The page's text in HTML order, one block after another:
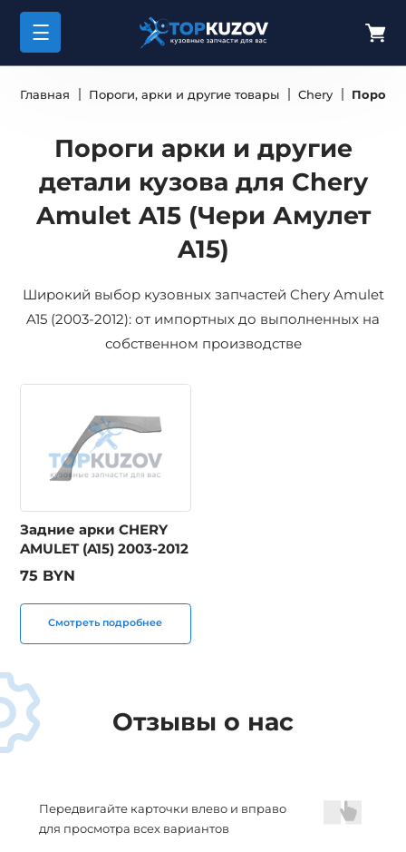
Главная Пороги, арки и другие товары Chery Пороги
Пороги арки и другие
детали кузова для Chery
Amulet A15 (Чери Амулет
A15)
Широкий выбор кузовных запчастей Chery Amulet
A15 (2003-2012): от импортных до выполненных на
собственном производстве
Задние арки CHERY
AMULET (A15) 2003-2012
75 BYN
Смотреть подробнее
Отзывы о нас
Передвигайте карточки влево и вправо
для просмотра всех вариантов